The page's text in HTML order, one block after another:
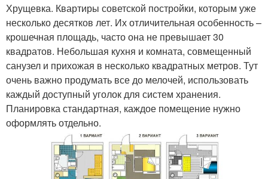
Хрущевка. Квартиры советской постройки, которым уже
несколько десятков лет. Их отличительная особенность –
крошечная площадь, часто она не превышает 30
квадратов. Небольшая кухня и комната, совмещенный
санузел и прихожая в несколько квадратных метров. Тут
очень важно продумать все до мелочей, использовать
каждый доступный уголок для систем хранения.
Планировка стандартная, каждое помещение нужно
оформлять отдельно.